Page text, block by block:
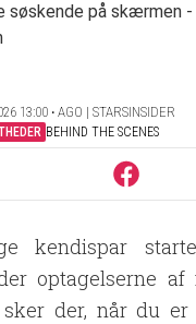
13:00 ‧ AGO | STARSINSIDER
BEHIND THE SCENES
kendispar
optagelserne
der, når du